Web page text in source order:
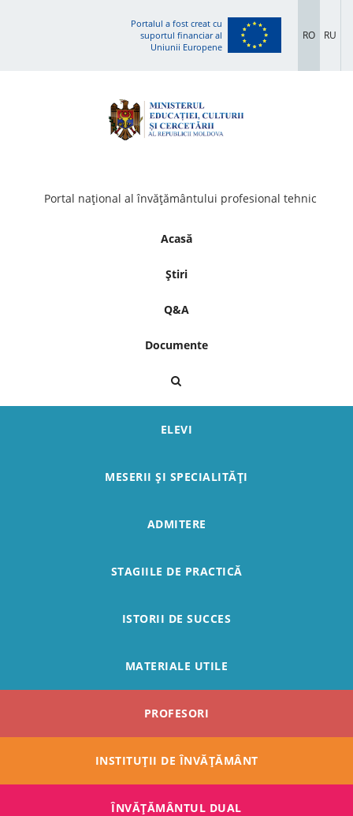
Portalul a fost creat cu
suportul financiar al
Uniunii Europene
RO RU
Portal național al învățământului profesional tehnic
Acasă
Știri
Q&A
Documente
ELEVI
MESERII ȘI SPECIALITĂȚI
ADMITERE
STAGIILE DE PRACTICĂ
ISTORII DE SUCCES
MATERIALE UTILE
PROFESORI
INSTITUȚII DE ÎNVĂȚĂMÂNT
ÎNVĂŢĂMÂNTUL DUAL